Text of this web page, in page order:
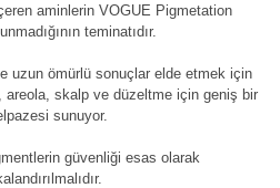
aminlerin VOGUE Pigmetation
teminatıdır.
uzun ömürlü sonuçlar elde etmek için
skalp ve düzeltme için geniş bir
sunuyor.
güvenliği esas olarak